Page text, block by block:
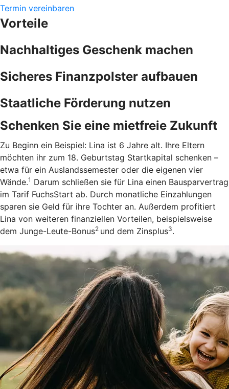
Termin vereinbaren
Vorteile
Nachhaltiges Geschenk machen
Sicheres Finanzpolster aufbauen
Staatliche Förderung nutzen
Schenken Sie eine mietfreie Zukunft
Zu Beginn ein Beispiel: Lina ist 6 Jahre alt. Ihre Eltern
möchten ihr zum 18. Geburtstag Startkapital schenken –
etwa für ein Auslandssemester oder die eigenen vier
Wände.1 Darum schließen sie für Lina einen Bausparvertrag
im Tarif FuchsStart ab. Durch monatliche Einzahlungen
sparen sie Geld für ihre Tochter an. Außerdem profitiert
Lina von weiteren finanziellen Vorteilen, beispielsweise
dem Junge-Leute-Bonus2 und dem Zinsplus3.